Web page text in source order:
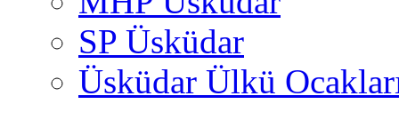
SP Üsküdar
Üsküdar Ülkü